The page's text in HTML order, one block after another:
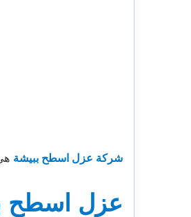
شركة عزل اسطح ببيشة
عزل اسطح